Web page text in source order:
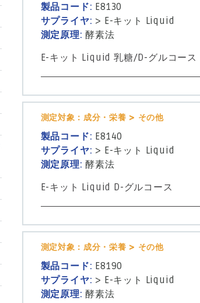
製品コード: E8130
サプライヤ: > E-キット Liquid
測定原理:酵素法
E-キット Liquid 乳糖/D-グルコース
測定対象：成分・栄養 > その他
製品コード: E8140
サプライヤ: > E-キット Liquid
測定原理:酵素法
E-キット Liquid D-グルコース
測定対象：成分・栄養 > その他
製品コード: E8190
サプライヤ: > E-キット Liquid
測定原理:酵素法